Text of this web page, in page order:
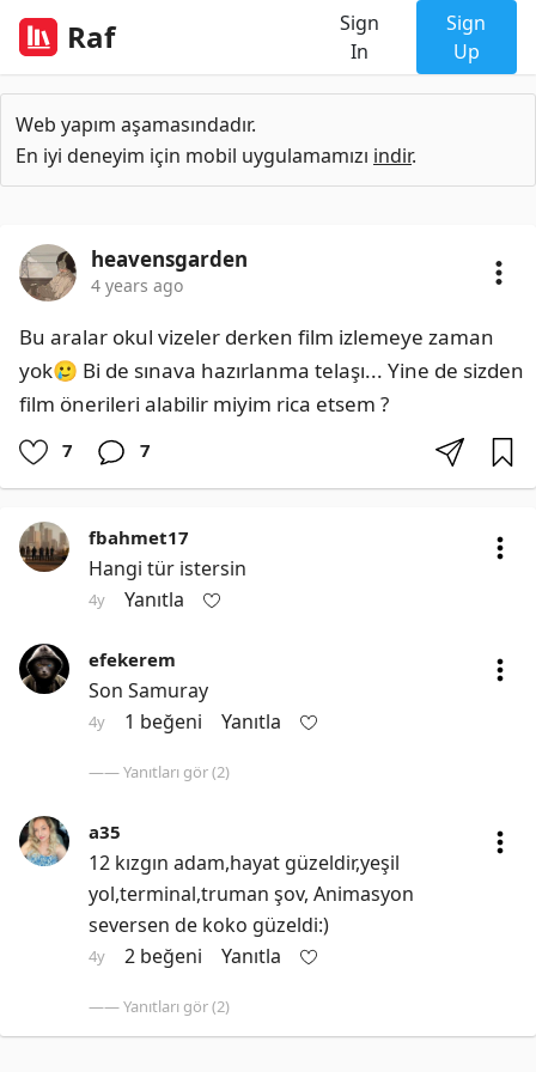
Raf
Sign
In
Sign
Up
Web yapım aşamasındadır.
En iyi deneyim için mobil uygulamamızı indir.
heavensgarden
4 years ago
Bu aralar okul vizeler derken film izlemeye zaman
yok🥲 Bi de sınava hazırlanma telaşı... Yine de sizden
film önerileri alabilir miyim rica etsem ?
7 7
fbahmet17
Hangi tür istersin
4y Yanıtla
efekerem
Son Samuray
4y 1 beğeni Yanıtla
—— Yanıtları gör (2)
a35
12 kızgın adam,hayat güzeldir,yeşil
yol,terminal,truman şov, Animasyon
seversen de koko güzeldi:)
4y 2 beğeni Yanıtla
—— Yanıtları gör (2)